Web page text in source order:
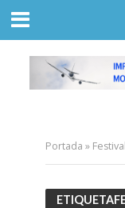
Portada »